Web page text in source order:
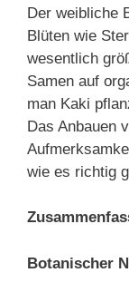
Der weibliche
Blüten wie
wesentlich
Samen auf
man Kaki
Das Anbauen
wie es richtig
Botanischer